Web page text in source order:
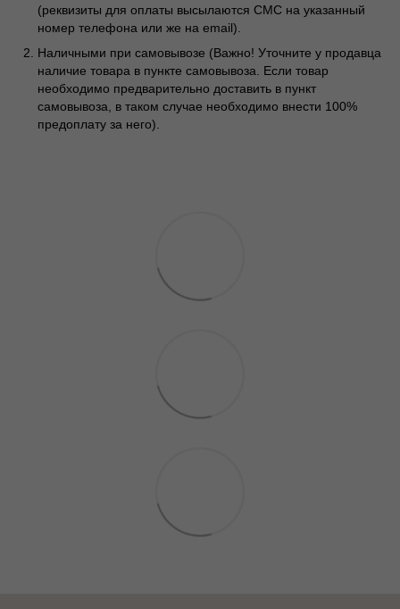
(реквизиты для оплаты высылаются СМС на указанный
номер телефона или же на email).
Наличными при самовывозе (Важно! Уточните у продавца
наличие товара в пункте самовывоза. Если товар
необходимо предварительно доставить в пункт
самовывоза, в таком случае необходимо внести 100%
предоплату за него).